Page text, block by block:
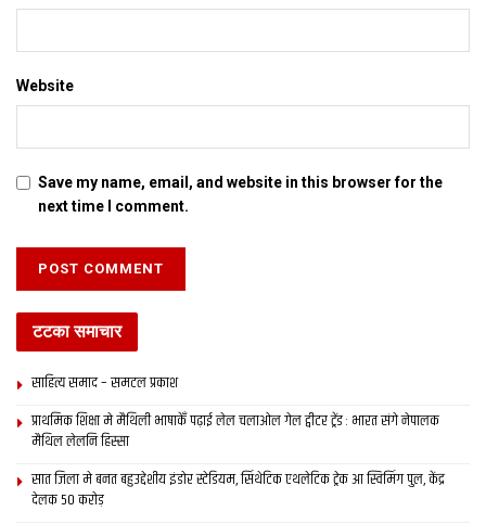
Website
Save my name, email, and website in this browser for the
next time I comment.
टटका समाचार
साहित्य समाद – समटल प्रकाश
प्राथमिक शि‍क्षा मे मैथि‍ली भाषाकेँ पढ़ाई लेल चलाओल गेल ट्वीटर ट्रेंड : भारत संगे नेपालक
मैथिल लेलनि हिस्सा
सात जिला मे बनत बहुउद्देशीय इंडोर स्‍टेडि‍यम, सिंथेटिक एथलेटिक ट्रेक आ स्विमिंग पुल, केंद्र
देलक 50 करोड़